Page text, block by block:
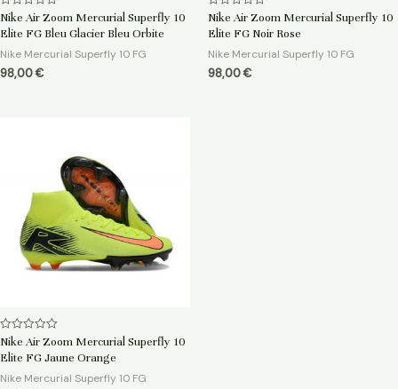
Note
sur
Nike Air Zoom Mercurial Superfly 10
Elite FG Bleu Glacier Bleu Orbite
Nike Mercurial Superfly 10 FG
98,00€
Note
sur
Nike Air Zoom Mercurial Superfly 10
Elite FG Noir Rose
Nike Mercurial Superfly 10 FG
98,00€
Note
sur
Nike Air Zoom Mercurial Superfly 10
Elite FG Jaune Orange
Nike Mercurial Superfly 10 FG